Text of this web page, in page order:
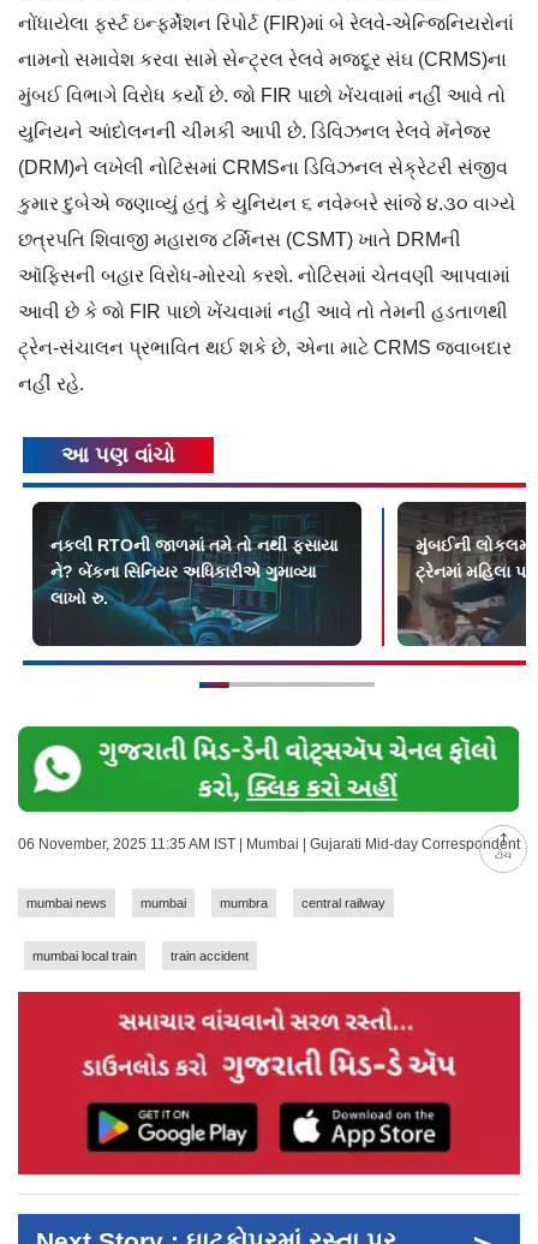
ટોચ
નોંધાયેલા ફર્સ્ટ ઇન્ફર્મેશન રિપોર્ટ (FIR)માં બે રેલવે-એન્જિનિયરોનાં
નામનો સમાવેશ કરવા સામે સેન્ટ્રલ રેલવે મજદૂર સંઘ (CRMS)ના
મુંબઈ વિભાગે વિરોધ કર્યો છે. જો FIR પાછો ખેંચવામાં નહીં આવે તો
યુનિયને આંદોલનની ચીમકી આપી છે. ડિવિઝનલ રેલવે મૅનેજર
(DRM)ને લખેલી નોટિસમાં CRMSના ડિવિઝનલ સેક્રેટરી સંજીવ
કુમાર દુબેએ જણાવ્યું હતું કે યુનિયન ૬ નવેમ્બરે સાંજે ૪.૩૦ વાગ્યે
છત્રપતિ શિવાજી મહારાજ ટર્મિનસ (CSMT) ખાતે DRMની
ઑફિસની બહાર વિરોધ-મોરચો કરશે. નોટિસમાં ચેતવણી આપવામાં
આવી છે કે જો FIR પાછો ખેંચવામાં નહીં આવે તો તેમની હડતાળથી
ટ્રેન-સંચાલન પ્રભાવિત થઈ શકે છે, એના માટે CRMS જવાબદાર
નહીં રહે.
આ પણ વાંચો
નકલી RTOની જાળમાં તમે તો નથી ફસાયા
ને? બેંકના સિનિયર અધિકારીએ ગુમાવ્યા
લાખો રુ.
મુંબઈની
ટ્રેનમાં મહિલા
06 November, 2025 11:35 AM IST | Mumbai | Gujarati Mid-day Correspondent
mumbai news mumbai mumbra central railway
mumbai local train train accident